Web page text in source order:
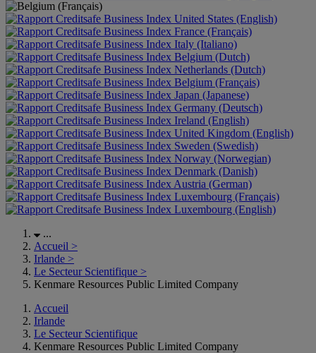
United States (English)
France (Français)
Italy (Italiano)
Belgium (Dutch)
Netherlands (Dutch)
Belgium (Français)
Japan (Japanese)
Germany (Deutsch)
Ireland (English)
United Kingdom (English)
Sweden (Swedish)
Norway (Norwegian)
Denmark (Danish)
Austria (German)
Luxembourg (Français)
Luxembourg (English)
...
Accueil >
Irlande >
Le Secteur Scientifique >
Kenmare Resources Public Limited Company
Accueil
Irlande
Le Secteur Scientifique
Kenmare Resources Public Limited Company